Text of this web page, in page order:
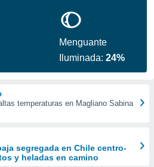
Menguante
Iluminada:24%
temperaturas en Magliano Sabina
segregada en Chile centro-
y heladas en camino